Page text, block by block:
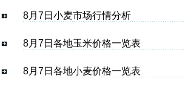
8月7日小麦市场行情分析
8月7日各地玉米价格一览表
8月7日各地小麦价格一览表